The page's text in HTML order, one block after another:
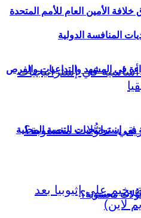
في المشهد والتداعيات والفرص
محسوبة؟
الأمين العام للأمم المتحدة
المنافسة الدولية
في إستراتيجيات التنمية المحلية